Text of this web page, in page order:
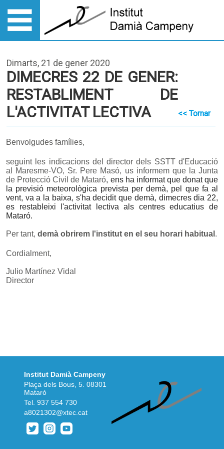
Dimarts, 21 de gener 2020
DIMECRES 22 DE GENER:
RESTABLIMENT DE
L'ACTIVITAT LECTIVA
<< Tornar
Benvolgudes famílies,
seguint les indicacions del director dels SSTT d'Educació
al Maresme-VO, Sr. Pere Masó, us informem que la Junta
de Protecció Civil de Mataró, ens ha informat que donat que
la previsió meteorològica prevista per demà, pel que fa al
vent, va a la baixa, s'ha decidit que demà, dimecres dia 22,
es restableixi l'activitat lectiva als centres educatius de
Mataró.
Per tant, demà obrirem l'institut en el seu horari habitual .
Cordialment,
Julio Martínez Vidal
Director
Institut Damià Campeny
Plaça dels Bous, 5. 08301
Mataró
Tel. 937 554 730
a8021302@xtec.cat